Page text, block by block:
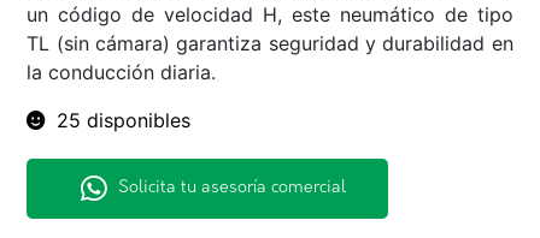
un código de velocidad H, este neumático de tipo
TL (sin cámara) garantiza seguridad y durabilidad en
la conducción diaria.
25 disponibles
Solicita tu asesoría comercial